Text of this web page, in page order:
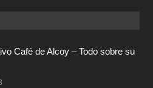
Café de Alcoy – Todo sobre su